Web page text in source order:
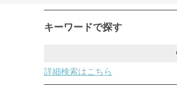
キーワードで探す
詳細検索はこちら